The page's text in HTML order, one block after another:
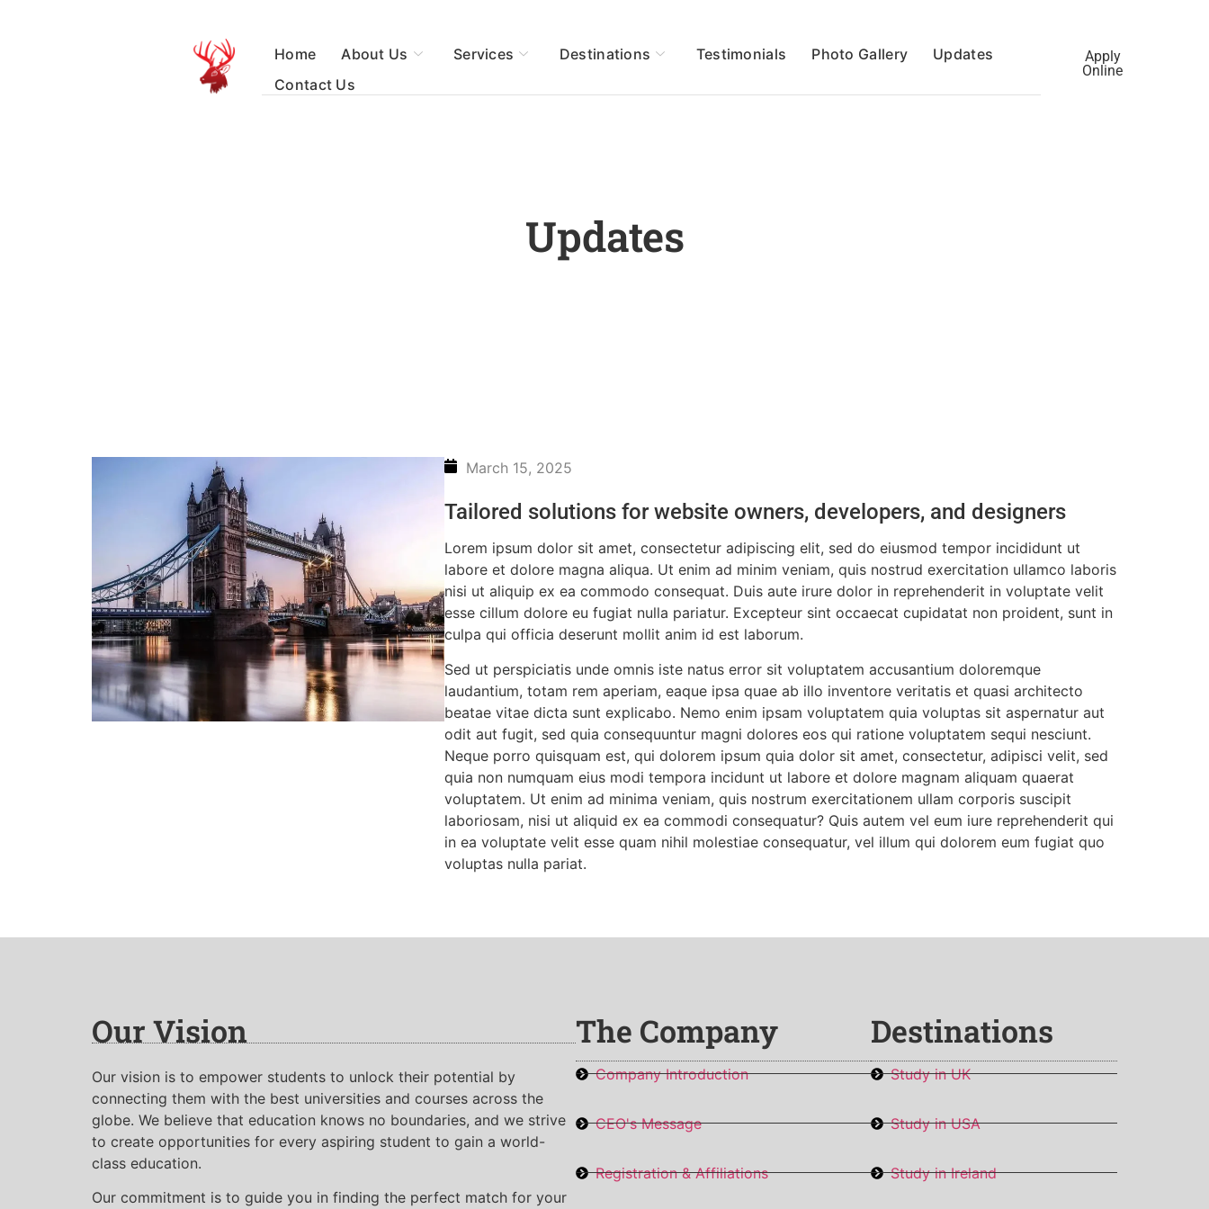
Home About Us Services Destinations Testimonials Photo Gallery
Updates
Contact Us
Apply
Online
Updates
March 15, 2025
Tailored solutions for website owners, developers, and designers
Lorem ipsum dolor sit amet, consectetur adipiscing elit, sed do eiusmod tempor incididunt ut
labore et dolore magna aliqua. Ut enim ad minim veniam, quis nostrud exercitation ullamco laboris
nisi ut aliquip ex ea commodo consequat. Duis aute irure dolor in reprehenderit in voluptate velit
esse cillum dolore eu fugiat nulla pariatur. Excepteur sint occaecat cupidatat non proident, sunt in
culpa qui officia deserunt mollit anim id est laborum.
Sed ut perspiciatis unde omnis iste natus error sit voluptatem accusantium doloremque
laudantium, totam rem aperiam, eaque ipsa quae ab illo inventore veritatis et quasi architecto
beatae vitae dicta sunt explicabo. Nemo enim ipsam voluptatem quia voluptas sit aspernatur aut
odit aut fugit, sed quia consequuntur magni dolores eos qui ratione voluptatem sequi nesciunt.
Neque porro quisquam est, qui dolorem ipsum quia dolor sit amet, consectetur, adipisci velit, sed
quia non numquam eius modi tempora incidunt ut labore et dolore magnam aliquam quaerat
voluptatem. Ut enim ad minima veniam, quis nostrum exercitationem ullam corporis suscipit
laboriosam, nisi ut aliquid ex ea commodi consequatur? Quis autem vel eum iure reprehenderit qui
in ea voluptate velit esse quam nihil molestiae consequatur, vel illum qui dolorem eum fugiat quo
voluptas nulla pariat.
Our Vision
Our vision is to empower students to unlock their potential by
connecting them with the best universities and courses across the
globe. We believe that education knows no boundaries, and we strive
to create opportunities for every aspiring student to gain a world-
class education.
Our commitment is to guide you in finding the perfect match for your
The Company
Company Introduction
CEO's Message
Registration & Affiliations
Destinations
Study in UK
Study in USA
Study in Ireland